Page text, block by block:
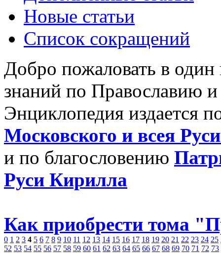
Новые статьи
Список сокращений
Добро пожаловать в
знаний по Православию
Энциклопедия издается
Московского и всея
и по благословению
Руси Кирилла
Как приобрести тома
0 1 2 3 4 5 6 7 8 9 10 11 12 13 14 15 16 17 18 19 20 21 22 23 24 25
52 53 54 55 56 57 58 59 60 61 62 63 64 65 66 67 68 69 70 71 72 73